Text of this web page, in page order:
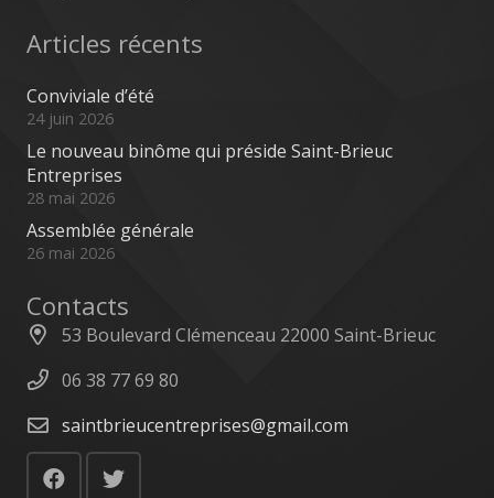
Articles récents
Conviviale d’été
24 juin 2026
Le nouveau binôme qui préside Saint-Brieuc
Entreprises
28 mai 2026
Assemblée générale
26 mai 2026
Contacts
53 Boulevard Clémenceau 22000 Saint-Brieuc
06 38 77 69 80
saintbrieucentreprises@gmail.com